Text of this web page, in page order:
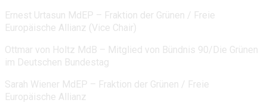
Ernest Urtasun MdEP – Fraktion der Grünen / Freie
Europäische Allianz (Vice Chair)
Ottmar von Holtz MdB – Mitglied von Bündnis 90/Die Grünen
im Deutschen Bundestag
Sarah Wiener MdEP – Fraktion der Grünen / Freie
Europäische Allianz